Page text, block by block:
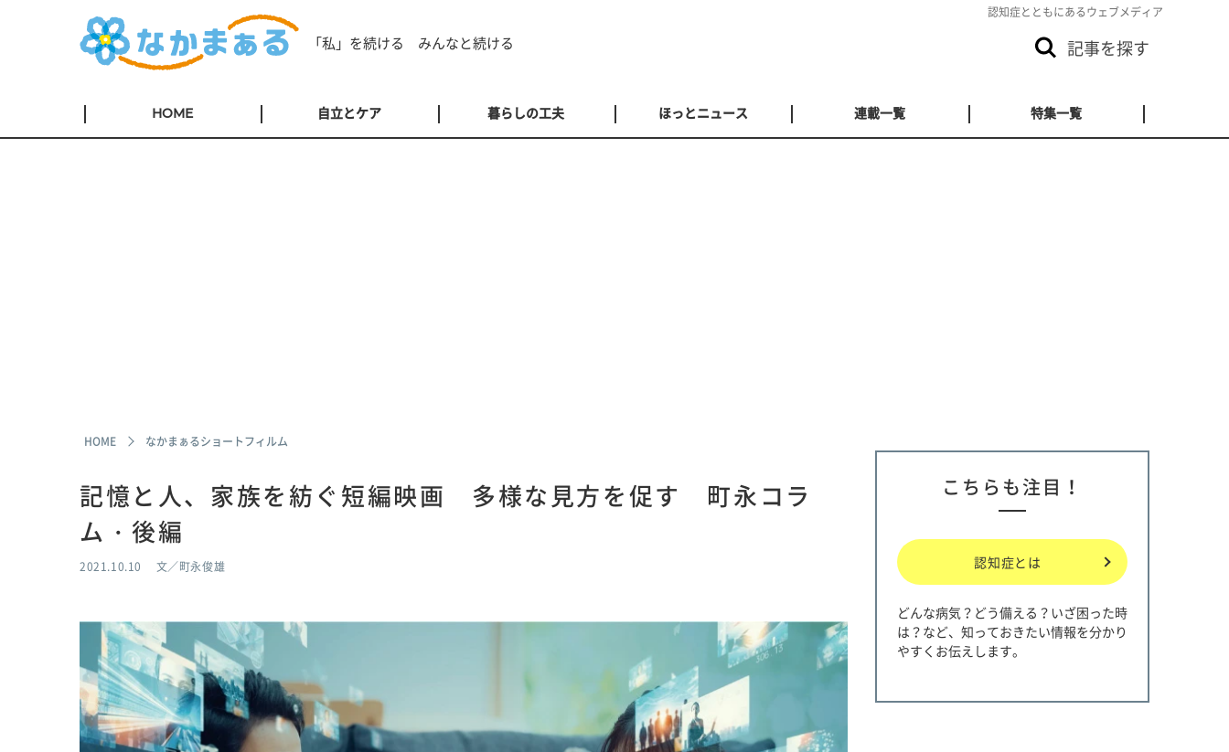
認知症とともにあるウェブメディア
「私」を続ける みんなと続ける 記事を探す
HOME 自立とケア 暮らしの工夫 ほっとニュース 連載一覧 特集一覧
HOME なかまぁるショートフィルム
記憶と人、家族を紡ぐ短編映画 多様な見方を促す 町永コラ
ム・後編
2021.10.10 文／町永俊雄
こちらも注目！
認知症とは
どんな病気？どう備える？いざ困った時
は？など、知っておきたい情報を分かり
やすくお伝えします。